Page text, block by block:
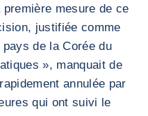
mesure de ce
justifiée comme
de la Corée du
», manquait de
annulée par
qui ont suivi le